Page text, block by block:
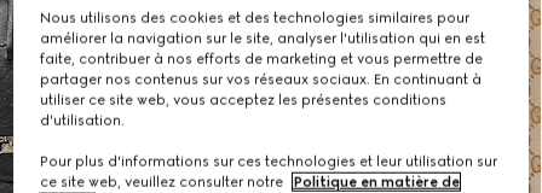
Nous utilisons des cookies et des technologies similaires pour
améliorer la navigation sur le site, analyser l'utilisation qui en est
faite, contribuer à nos efforts de marketing et vous permettre de
partager nos contenus sur vos réseaux sociaux. En continuant à
utiliser ce site web, vous acceptez les présentes conditions
d'utilisation.
Pour plus d'informations sur ces technologies et leur utilisation sur
ce site web, veuillez consulter notre
Politique en matière de